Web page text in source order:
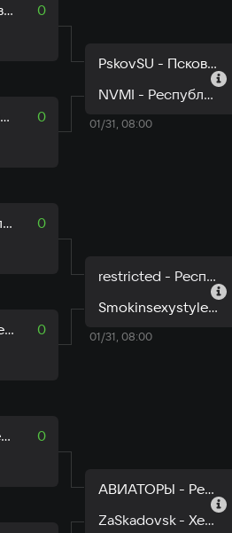
PskovSU - Псковская область
0
NVMI - Республика Хакасия
0
restricted - Республика Мордовия
0
Smokinsexystyle - Донецкая Народная Республика
0
АВИАТОРЫ - Республика Татарстан
0
PskovSU - Псковская область
NVMI - Республика Хакасия
01/31, 08:00
restricted - Республика Мордовия
Smokinsexystyle - Донецкая Народная Республика
01/31, 08:00
АВИАТОРЫ - Республика Татарстан
ZaSkadovsk - Херсонская область